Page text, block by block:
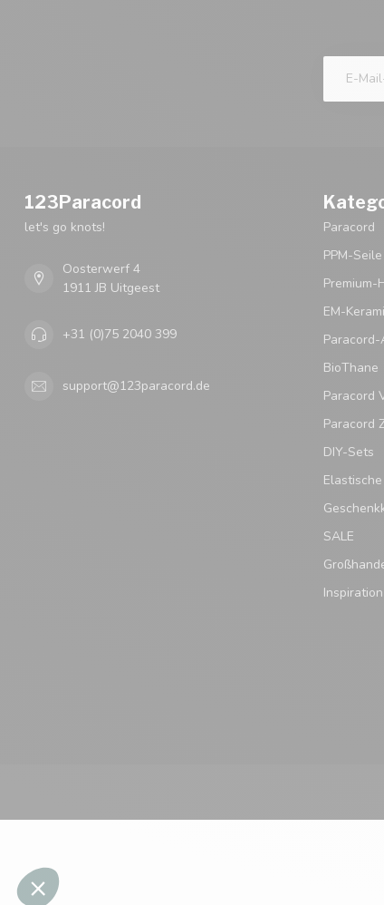
123Paracord
let's go knots!
Oosterwerf 4
1911 JB Uitgeest
+31 (0)75 2040 399
support@123paracord.de
Paracord
PPM-Seile
Premium-
EM-
BioThane
Paracord
Paracord
DIY-Sets
SALE
Inspiration